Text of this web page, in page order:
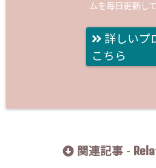
ムを毎日更新し
詳しいプ
こちら
関連記事 -